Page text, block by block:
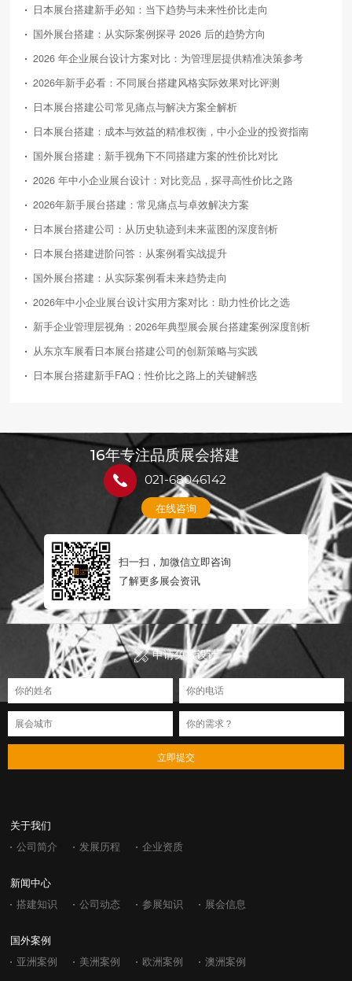
日本展台搭建新手必知：当下趋势与未来性价比走向
国外展台搭建：从实际案例探寻 2026 后的趋势方向
2026 年企业展台设计方案对比：为管理层提供精准决策参考
2026年新手必看：不同展台搭建风格实际效果对比评测
日本展台搭建公司常见痛点与解决方案全解析
日本展台搭建：成本与效益的精准权衡，中小企业的投资指南
国外展台搭建：新手视角下不同搭建方案的性价比对比
2026 年中小企业展台设计：对比竞品，探寻高性价比之路
2026年新手展台搭建：常见痛点与卓效解决方案
日本展台搭建公司：从历史轨迹到未来蓝图的深度剖析
日本展台搭建进阶问答：从案例看实战提升
国外展台搭建：从实际案例看未来趋势走向
2026年中小企业展台设计实用方案对比：助力性价比之选
新手企业管理层视角：2026年典型展会展台搭建案例深度剖析
从东京车展看日本展台搭建公司的创新策略与实践
日本展台搭建新手FAQ：性价比之路上的关键解惑
16年专注品质展会搭建
021-68046142
在线咨询
扫一扫，加微信立即咨询
了解更多展会资讯
申请免费设计
立即提交
关于我们
公司简介 发展历程 企业资质
新闻中心
搭建知识 公司动态 参展知识 展会信息
国外案例
亚洲案例 美洲案例 欧洲案例 澳洲案例